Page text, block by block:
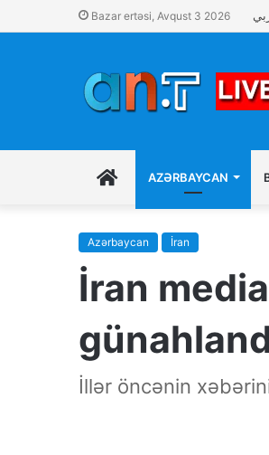
Bazar ertəsi, Avqust 3 2026
İLK
SƏHIFƏ
AZƏRBAYCAN
Azərbaycan İran
İran
İllər öncənin